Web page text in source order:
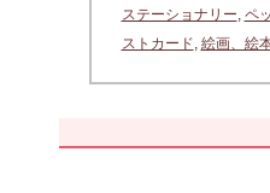
ステーショナリー, ペ
ストカード, 絵画、絵